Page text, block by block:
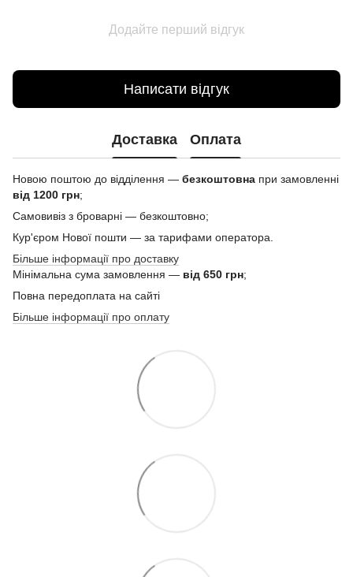
Додайте перший відгук
Написати відгук
Доставка Оплата
Новою поштою до відділення — безкоштовна при замовленні
від 1200 грн;
Самовивіз з броварні — безкоштовно;
Кур'єром Нової пошти — за тарифами оператора.
Більше інформації про доставку
Мінімальна сума замовлення — від 650 грн;
Повна передоплата на сайті
Більше інформації про оплату